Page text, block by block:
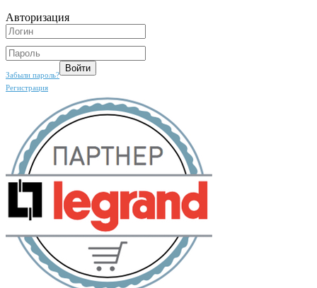
Авторизация
Забыли пароль?
Регистрация